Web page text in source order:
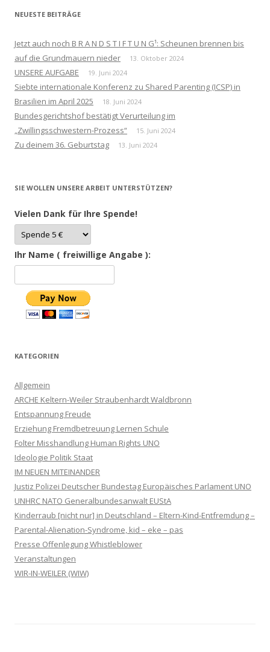
NEUESTE BEITRÄGE
Jetzt auch noch B R A N D S T I F T U N G¹: Scheunen brennen bis
auf die Grundmauern nieder
13. Oktober 2024
UNSERE AUFGABE 19. Juni 2024
Siebte internationale Konferenz zu Shared Parenting (ICSP) in
Brasilien im April 2025
18. Juni 2024
Bundesgerichtshof bestätigt Verurteilung im
„Zwillingsschwestern-Prozess“
15. Juni 2024
Zu deinem 36. Geburtstag 13. Juni 2024
SIE WOLLEN UNSERE ARBEIT UNTERSTÜTZEN?
Vielen Dank für Ihre Spende!
Ihr Name ( freiwillige Angabe ):
KATEGORIEN
Allgemein
ARCHE Keltern-Weiler Straubenhardt Waldbronn
Entspannung Freude
Erziehung Fremdbetreuung Lernen Schule
Folter Misshandlung Human Rights UNO
Ideologie Politik Staat
IM NEUEN MITEINANDER
Justiz Polizei Deutscher Bundestag Europäisches Parlament UNO
UNHRC NATO Generalbundesanwalt EUStA
Kinderraub [nicht nur] in Deutschland – Eltern-Kind-Entfremdung –
Parental-Alienation-Syndrome, kid – eke – pas
Presse Offenlegung Whistleblower
Veranstaltungen
WIR-IN-WEILER (WIW)